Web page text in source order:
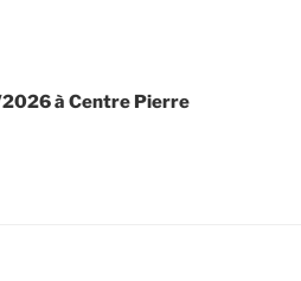
à Centre Pierre